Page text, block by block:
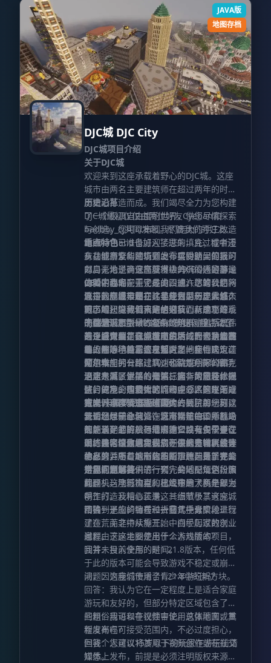
丰富的交通工具模组，打造出复杂的立体
交通枢纽。通过对核心区与居住区的科学
功能分区，那种见证城市由荒野走向繁华
的磅礴成就感，将贯穿你的游戏全程。
正是这些入微的设定，让冰冷的钢筋水泥
都市丛林真正具备了生命力。这种对环境
细节的细腻雕琢，极大地升华了玩家在亲
手建造的都市中探索与生活的沉浸感。
JAVA版
地图存档
DJC城 DJC City
DJC城项目介绍
关于DJC城
欢迎来到这座承载着野心的DJC城。这座
城市由两名主要建筑师在超过两年的时间
里精心打造而成。我们竭尽全力为您构建
了一个极具自由度的世界，供您尽情探索
与创造。您可以审视我们庞大的手工改造
地图，它已准备好迎接您的填充；或者漫
步在城市繁华的街道上，感受这里的活
力。无论是商业高度发达的CBD还是静谧
的郊区住宅，无论是由四通八达的公路网
连接的高速公路，这里应有尽有。此外，
城市中还隐藏着丰富的细节，从小巧玲珑
的建筑夹层到错综复杂的地下隧道系统，
甚至是深藏在这座城市背后的宏大背景故
事，都等待着您去发掘。
历史沿革
DJC城最初仅仅由两位好友Cyeban和
badboy_cj共同发起。尽管我们的好友
thedonhand也加入了进来，且过程中还
有其他朋友和建筑师的零星协助，但我可
以自豪地说，这座城市中99%的内容都是
由我们两人亲手完成的。或许您难以想
象，这座城市最初并非规划为一座大都
市。起初，我们只是想为我们新成立的
DJC公司建造一个总部。于是，我启动了
一个服务器，我们在随机生成的一块岩石
地上开始了施工。从那时起，我们决定在
旁边增加另一栋建筑，也就是后来的佩克
里亚大厦，紧接着是第三座，第四座。很
快，更多的建筑拔地而起，公路网逐渐成
型，城市广场也应运而生。到了那一刻，
我们已经完全沉浸在城市构建中，并开始
规划长期的扩展与地形重塑。我们需要说
明的是，这座城市建立在恶地生物群系之
中，这并不是地形改造的理想选择，尤其
是我们当时并未进行预先的地形规划，因
此码头、地形构型和建筑布局大多是即兴
创作的。我相信正是这一点赋予了这座城
市独一无二的特质——它几乎真实地呈现
了在荒芜之中从零开始、白手起家的创业
过程。
重点特色
从功能齐全的赌场到发布实时新闻简报的
邮局，为了确保您获得极具沉浸感的游戏
体验，我们配置了各类设施。尽管我们将
城市的规模控制在比某些大型超现实城市
更小的尺度，但我坚信这反而有助于维系
一种贴近原版Minecraft的比例感，让您
真正感觉到是在城市中生活，而不是如同
蚂蚁般渺小。需要在郊区之间穿行吗？请
使用我们的公路、高速公路或州际公路，
沿途布满了详尽的指引标志，帮您轻松抵
达目的地。想要体验城市或郊区的生活方
式吗？这里就是您的最佳去处。每一栋建
筑都经过精心装饰，您可以前往诊所就
医、通勤上班、尽情购物，或者仅仅是在
某栋民宅中休息。我们不仅拥有自主设计
的品牌，所有的商店和超市还配备了完全
定制的商品。
CBD中心岛
这是我们最早建立、也是目前历史最悠久
的区域，堪称城市的绝对核心。这里汇集
了整个城市中最古老的建筑群，包括宏伟
的议会大厦、佩克里亚广场、一套功能完
善的地下地铁系统以及更多地标性建筑。
杰瑞登
这是城市中第二个竣工的区域，也是旅游
业的中心地带。这里包含了一座中央火车
站、一座拥有超过100间客房的豪华赌场
酒店、风景优美的海滩、繁华的旅游休闲
区，以及全市最大的购物中心。这里无疑
是度假和体验旅游乐趣的终极目的地。
阿尔本
这里是郊区生活的开端，拥有大量装修完
整的住宅、购物街区、一座令人惊叹的大
教堂，以及全市规模最大的医院。您可以
舒适地居于此地，饱览海洋与CBD中心岛
的美景，并轻松通过高速公路与主干道往
返。该区域为您提供了一流的日常居住体
验。
吉米·卡佩罗尼国际机场
无论您想前往何处，这座繁忙的国际机场
都能满足您的航行需求。它设有多个登机
口、装修精致的免税店、供长途转机旅客
休息的酒店、定制化的指示牌，最重要的
是，它为您提供了一套完全适配角色扮演
的登机与飞行流程。机库中的飞机全部为
手工打造及精心装潢，其细节极其考究，
精确到了座椅编号和折叠式托盘桌。
上述内容仅仅是我们规划中众多城区的一
小部分，随着城市的不断扩建与更新，期
待您能加入我们的行列，共同见证这段旅
程。
常见问题解答
问题：这座城市真的已经建造了两年以上
吗？
回答：是的，它在过去两年中分阶段进行
建造，而非持续施工。中间经历过数次休
息，由于这主要是出于个人热情的项目，
我并未投入全部的时间。
问题：这座地图使用什么游戏版本？
回答：目前使用的是1.21.8版本，任何低
于此的版本可能会导致游戏不稳定或崩
溃，因为我们使用了1.21.8中的新方块。
问题：这座城市适合青少年游玩吗？
回答：我认为它在一定程度上是适合家庭
游玩和友好的，但部分特定区域包含了一
些粗俗用语和争议性言论。总体而言，其
程度尚在可接受范围内，不必过度担心，
但我个人建议15岁以下的玩家在游玩前请
知悉。
问题：我可以在视频中使用这张地图或重
新发布吗？
回答：您可以将其用于视频创作或在社交
媒体上发布，前提是必须注明版权来源。